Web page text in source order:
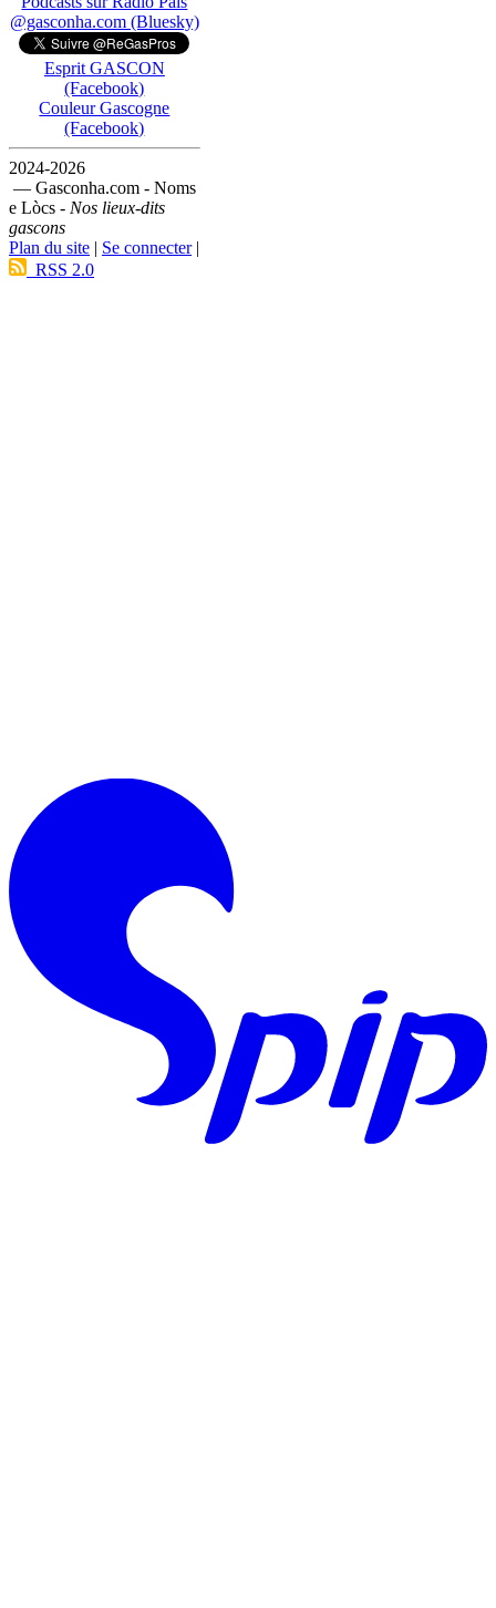
@gasconha.com (Bluesky)
Esprit GASCON
(Facebook)
Couleur Gascogne
(Facebook)
2024-2026
— Gasconha.com - Noms
e Lòcs - Nos lieux-dits
gascons
Plan du site | Se connecter|
RSS 2.0